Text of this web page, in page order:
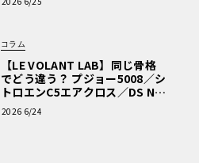
コラム
【LE VOLANT LAB】同じ骨格
でどう違う？ プジョー5008／シ
トロエンC5エアクロス／DS Nº4
読者一気乗りレポート
2026 6/24